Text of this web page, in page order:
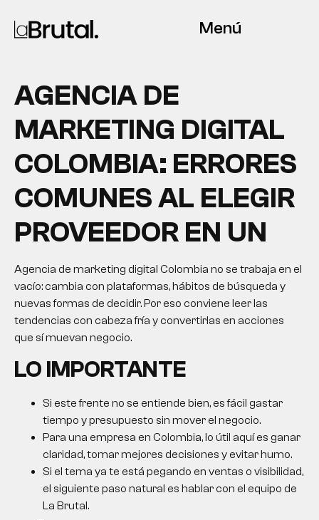
Menú
AGENCIA DE
MARKETING DIGITAL
COLOMBIA: ERRORES
COMUNES AL ELEGIR
PROVEEDOR EN UN
Agencia de marketing digital Colombia no se trabaja en el
vacío: cambia con plataformas, hábitos de búsqueda y
nuevas formas de decidir. Por eso conviene leer las
tendencias con cabeza fría y convertirlas en acciones
que sí muevan negocio.
LO IMPORTANTE
Si este frente no se entiende bien, es fácil gastar
tiempo y presupuesto sin mover el negocio.
Para una empresa en Colombia, lo útil aquí es ganar
claridad, tomar mejores decisiones y evitar humo.
Si el tema ya te está pegando en ventas o visibilidad,
el siguiente paso natural es hablar con el equipo de
La Brutal.